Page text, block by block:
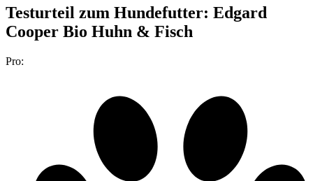
Testurteil zum Hundefutter: Edgard
Cooper Bio Huhn & Fisch
Pro: